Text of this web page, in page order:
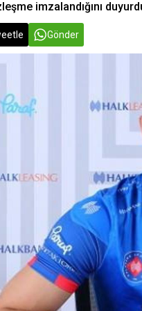
imzalandığını
Gönder